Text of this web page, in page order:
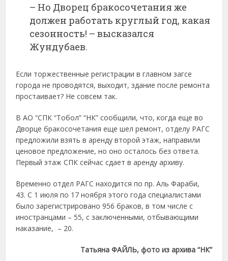
– Но Дворец бракосочетания же
должен работать круглый год, какая
сезонность! – высказался
Жундубаев.
Если торжественные регистрации в главном загсе
города не проводятся, выходит, здание после ремонта
простаивает? Не совсем так.
В АО “СПК “Тобол” “НК” сообщили, что, когда еще во
Дворце бракосочетания еще шел ремонт, отделу РАГС
предложили взять в аренду второй этаж, направили
ценовое предложение, но оно осталось без ответа.
Первый этаж СПК сейчас сдает в аренду архиву.
Временно отдел РАГС находится по пр. Аль Фараби,
43. С 1 июля по 17 ноября этого года специалистами
было зарегистрировано 956 браков, в том числе с
иностранцами – 55, с заключенными, отбывающими
наказание, – 20.
Татьяна ФАЙЛЬ, фото из архива “НК”